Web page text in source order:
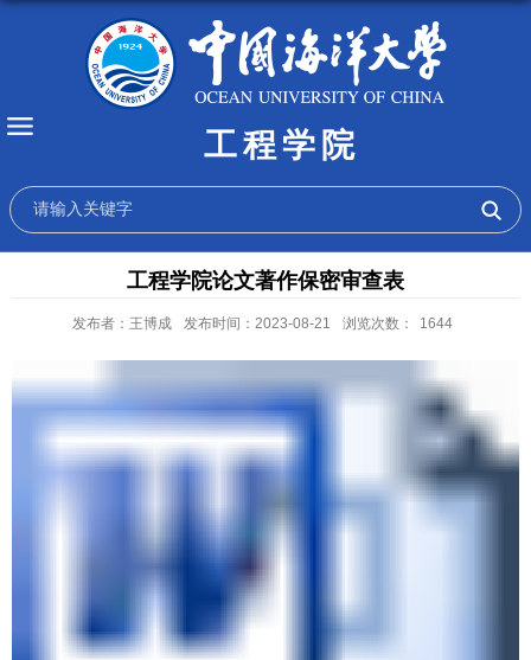
工程学院
工程学院论文著作保密审查表
发布者：王博成 发布时间：2023-08-21 浏览次数： 1644